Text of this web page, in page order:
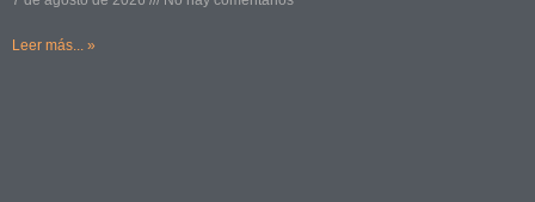
Leer más... »